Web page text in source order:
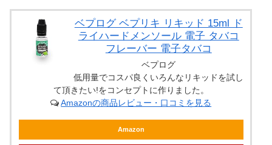
ベプログ ベプリキ リキッド 15ml ド
ライハードメンソール 電子 タバコ
フレーバー 電子タバコ
ベプログ
低用量でコスパ良くいろんなリキッドを試し
て頂きたい!をコンセプトに作りました。
Amazonの商品レビュー・口コミを見る
Amazon